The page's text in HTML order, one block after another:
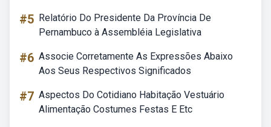
#5 Relatório Do Presidente Da Província De
Pernambuco à Assembléia Legislativa
#6 Associe Corretamente As Expressões Abaixo
Aos Seus Respectivos Significados
#7 Aspectos Do Cotidiano Habitação Vestuário
Alimentação Costumes Festas E Etc